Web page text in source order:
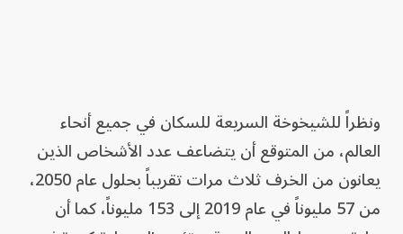
ونظراً للشيخوخة السريعة للسكان في جميع أنحاء
العالم، من المتوقع أن يتضاعف عدد الأشخاص الذين
يعانون من الخرف ثلاث مرات تقريباً بحلول عام 2050،
من 57 مليوناً في عام 2019 إلى 153 مليوناً، كما أن